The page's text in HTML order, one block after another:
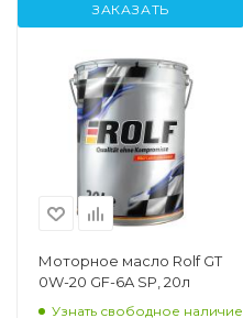
ЗАКАЗАТЬ
Моторное масло Rolf GT
0W-20 GF-6A SP, 20л
Узнать свободное наличие